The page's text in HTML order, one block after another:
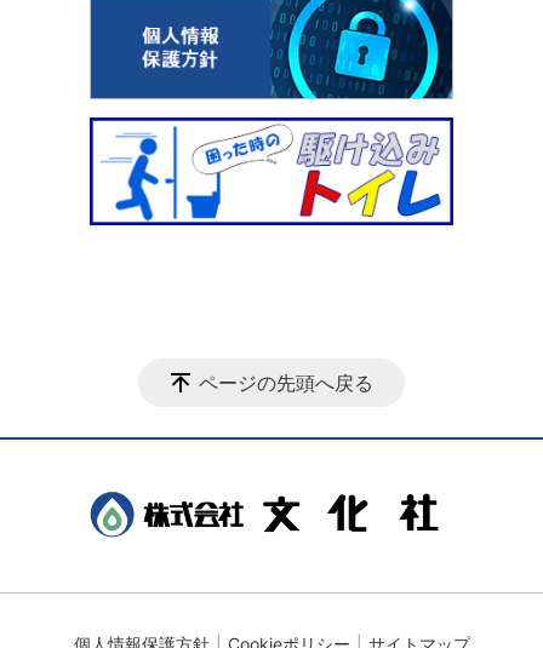
ページの先頭へ戻る
個人情報保護方針 Cookieポリシー サイトマップ